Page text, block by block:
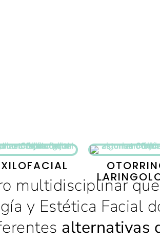
multidisciplinar
y Estética Facial
alternativas